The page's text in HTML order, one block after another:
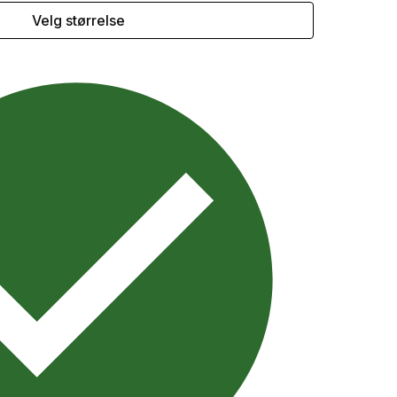
Velg størrelse